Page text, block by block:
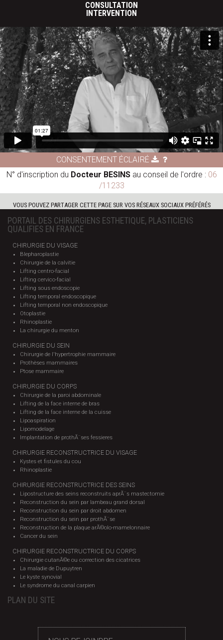
CONSULTATION
INTERVENTION
CONSENTEMENT ÉCLAIRÉ
N° d'inscription du Docteur BESINSau conseil de l'ordre : 06
/11233
VOUS POUVEZ PARTAGER CETTE PAGE SUR VOS RÉSEAUX SOCIAUX PRÉFÉRÉS
PORTAIL DES CHIRURGIENS ESTHETIQUE, PLASTICIENS
QUALIFIES EN FRANCE
CHIRURGIE DU VISAGE
Blepharoplastie
Chirurgie de la calvitie
Lifting centro-facial
Lifting cervico-facial
Lifting sous endoscopie
Lifting temporal endoscopique
Lifting temporal non endoscopique
Otoplastie
Rhinoplastie
La chirurgie du menton
CHIRURGIE DU SEIN
Chirurgie de l'hypertrophie mammaire
Prothèses mammaires
Ptose mammaire
CHIRURGIE DU CORPS
Chirurgie de la paroi abdominale
Lifting de la face interne de bras
Lifting de la face interne de la cuisse
Lipoaspiration
Lipomodelage
Implantation de prothÃ¨ses fessieres
CHIRURGIE RECONSTRUCTRICE DU VISAGE
Kystes et fistules du cou
Rhinoplastie
CHIRURGIE RECONSTRUCTRICE DES SEINS
Lipostructure des seins reconstruits aprÃ¨s mastectomie
Reconstruction du sein par lambeau grand dorsal
Reconstruction du sein par droit abdomen
Reconstruction du sein par prothÃ¨se
Reconstruction de la plaque arÃ©olo-mamelonnaire
Cancer du sein
CHIRURGIE RECONSTRUCTRICE DU CORPS
Chirurgie cutanÃ©e ou correction des cicatrices
La maladie de Dupuytren
Le kyste synovial
Le syndrome du canal carpien
PLAN DU SITE